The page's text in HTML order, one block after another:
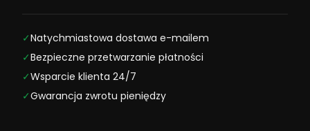
✓Natychmiastowa dostawa e-mailem
✓Bezpieczne przetwarzanie płatności
✓Wsparcie klienta 24/7
✓Gwarancja zwrotu pieniędzy